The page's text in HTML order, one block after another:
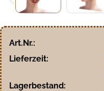
Art.Nr.:
Lieferzeit:
Lagerbestand: